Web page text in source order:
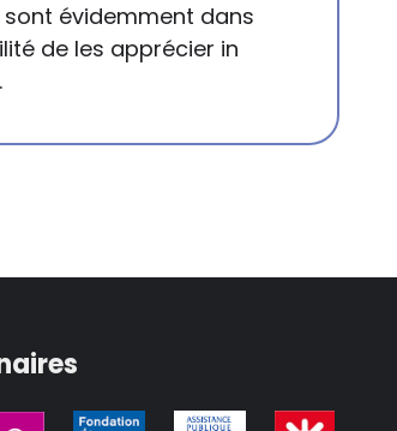
sont évidemment dans
de les apprécier in